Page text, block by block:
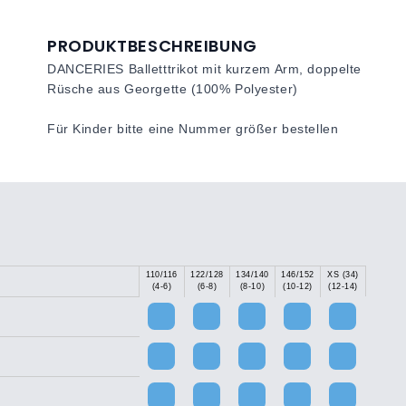
PRODUKTBESCHREIBUNG
DANCERIES Balletttrikot mit kurzem Arm, doppelte
Rüsche aus Georgette (100% Polyester)
Für Kinder bitte eine Nummer größer bestellen
110/116
(4-6)
122/128
(6-8)
134/140
(8-10)
146/152
(10-12)
XS (34)
(12-14)